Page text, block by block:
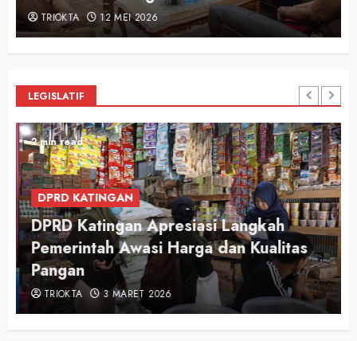
TRIOKTA 12 MEI 2026
LEGISLATIF
2 min read
DPRD KATINGAN
DPRD Katingan Apresiasi Langkah
Pemerintah Awasi Harga dan Kualitas
Pangan
TRIOKTA 3 MARET 2026